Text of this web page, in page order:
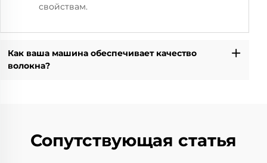
свойствам.
Как ваша машина обеспечивает качество
волокна?
Сопутствующая статья